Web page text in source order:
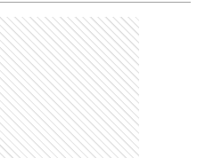
abierto a comentarios